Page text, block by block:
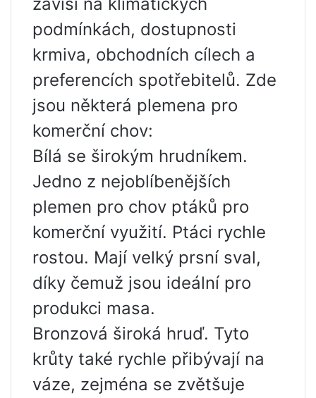
podmínkách, dostupnosti
krmiva, obchodních cílech a
preferencích spotřebitelů. Zde
jsou některá plemena pro
komerční chov:
Bílá se širokým hrudníkem.
Jedno z nejoblíbenějších
plemen pro chov ptáků pro
komerční využití. Ptáci rychle
rostou. Mají velký prsní sval,
díky čemuž jsou ideální pro
produkci masa.
Bronzová široká hruď. Tyto
krůty také rychle přibývají na
váze, zejména se zvětšuje